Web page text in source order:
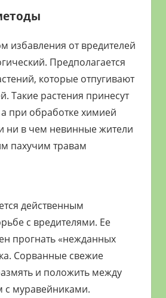
избавления от вредителей
Предполагается
которые отпугивают
Такие растения принесут
при обработке химией
ни в чем невинные жители
пахучим травам
действенным
с вредителями. Ее
прогнать «нежданных
Сорванные свежие
и положить между
с муравейниками.